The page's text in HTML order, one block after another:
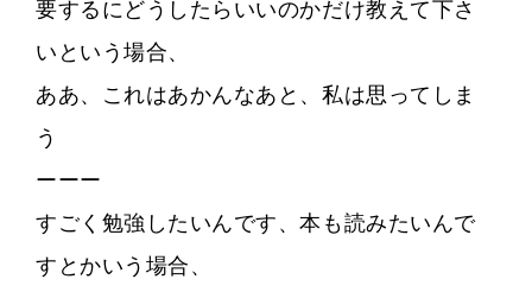
要するにどうしたらいいのかだけ教えて下さ
いという場合、
ああ、これはあかんなあと、私は思ってしま
う
ーーー
すごく勉強したいんです、本も読みたいんで
すとかいう場合、